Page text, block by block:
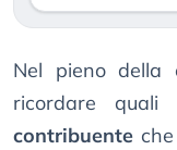
Nel pieno della
ricordare
contribuente